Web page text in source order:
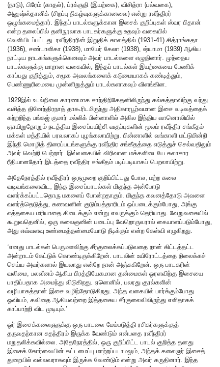
(நாடு), பிரேம் (காதல்), ப்ரக்ருதி (இயற்கை), விசித்ரா (பல்வகை),
அனுஷ்ஸ்தானிக் (சிறப்பு நிகழ்வுகளுக்கானவை) என்று ரவீந்திரர்
ஒழுங்கமைத்தார். இந்தப் பாடல்களுக்கான இசைக் குறிப்புகள் ஸ்வர பிதான்
என்ற தலைப்பில் தனிநூலாக பாடகர்களுக்கு உதவும் வகையில்
வெளியிடப்பட்டது. ரவீந்திரரின் இறுதிக் காலத்தில் (1931-41) சித்ராங்கதா
(1936), சண்டாளிகா (1938), மாயேர் கேலா (1938), ஷ்யாமா (1939) ஆகிய
நாட்டிய நாடகங்களுக்கெனவும் அவர் பாடல்களை எழுதினார். முந்தைய
பாடல்களுக்கு மாறான வகையில், இந்தப் பாடல்கள் இயற்கையை பேணிக்
காப்பது குறித்தும், சமூக அவலங்களைக் கடுமையாகக் கண்டித்தும்,
பெண்ணுரிமையை முன்னிறுத்தும் பாடல்களாகவும் விளங்கின.
1929இல் உடல்நிலை காரணமாக சாந்திநிகேதனிலிருந்து கல்கத்தாவிற்கு வந்து
வசித்த தினேந்திரநாத் தாகூரிடமிருந்து அதிகாரபூர்வமான இசை வடிவத்தைக்
கற்றறிந்த பங்கஜ் குமார் மல்லிக் பின்னாளில் அகில இந்திய வானொலியில்
ஞாயிறுதோறும் நடத்திய இசைப்பயிற்சி வகுப்புகளின் மூலம் ரவீந்திர சங்கீதம்
மக்கள் மத்தியில் பரவலாகப் புழங்கலாயிற்று. பின்னாளில் வங்காளி மட்டுமின்றி
இந்தி மொழித் திரைப்படங்களுக்கு ரவீந்திர சங்கீதத்தை எடுத்துச் செல்வதிலும்
அவர் வெற்றி பெற்றார். இவ்வகையில் விரிவான மக்களிடையே கலாசார
ரீதியானதோர் இடத்தை ரவீந்திர சங்கீதம் படிப்படியாகப் பெறலாயிற்று.
அதேநேரத்தில் ரவீந்திரர் ஒருமுறை குறிப்பிட்டது போல, மற்ற கலை
வடிவங்களைவிட, இந்த இசைப்பாடல்கள் மிகுந்த அன்போடு
வளர்க்கப்பட்டதொரு மகளைப் போன்றதாகும். மிகுந்த கவனத்தோடு அவளை
வளர்த்தெடுத்து, கணவனின் குடும்பத்தாரிடம் ஒப்படைக்கும்போது, அங்கு
எத்தகைய மரியாதை கிடைக்கும் என்று எவருக்கும் தெரியாது. வேறுவகையில்
கூறுவதெனில், ஒரு கலைஞனின் படைப்பு வேறொருவரால் கையாளப்படும்போது,
அது எவ்வளவு உண்மைத்தன்மையோடு நீடிக்கும் என்ற கேள்வி எழுகிறது.
‘எனது பாடல்கள் பெருமளவிற்கு சீர்குலைக்கப்படுவதை நான் கிட்டத்தட்ட
அன்றாடம் கேட்டுக் கொண்டிருக்கிறேன். பாடலின் உயிரோட்டத்தை நிலைக்கச்
செய்ய அவர்களால் இயலாது என்றே நான் அஞ்சுகிறேன். ஒரு பாடகரின்
வலிமை, பலவீனம் ஆகிய பிரத்தியேகமான தன்மைகள் ஓரளவிற்கு இசையை
பாதிப்பதாக அமைந்து விடுகிறது. ஏனெனில், பலரது குரல்களின்
வழியாகத்தான் இசை வழிந்தோடுகிறது. அந்த வகையில் பார்க்கும்போது
ஓவியம், கவிதை ஆகியவற்றை இத்தகைய சீர்குலைவிலிருந்து எளிதாகக்
காப்பாற்றி விட முடியும்.’
ஓர் இசைக்கலைஞருக்கு ஒரு பாடலை மேம்படுத்தி ரசிகர்களுக்குத்
தருவதற்கான சுதந்திரம் இருக்க வேண்டும் என்பதை ரவீந்திரர்
மறுதலிக்கவில்லை. அதேநேரத்தில், ஒரு குறிப்பிட்ட பாடல் குறித்த தனது
இசைக் கோர்வையின் கட்டமைப்பு மாற்றப்படாமலும், அந்தக் கலைஞர் இசைத்
துறையில் வல்லவராகவும் இருக்க வேண்டும் என்று அவர் கருதினார். இந்த